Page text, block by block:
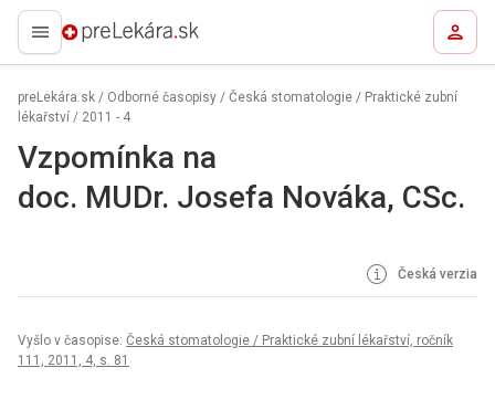
preLekára.sk
preLekára.sk / Odborné časopisy / Česká stomatologie / Praktické zubní
lékařství / 2011 - 4
Vzpomínka na
doc. MUDr. Josefa Nováka, CSc.
Česká verzia
Vyšlo v časopise: Česká stomatologie / Praktické zubní lékařství, ročník
111, 2011, 4, s. 81